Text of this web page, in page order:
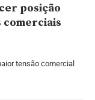
posição
comerciais
tensão comercial